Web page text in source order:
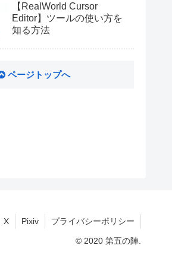
【RealWorld Cursor
Editor】ツールの使い方を
知る方法
ページトップへ
X Pixiv プライバシーポリシー
© 2020 第五の陣.